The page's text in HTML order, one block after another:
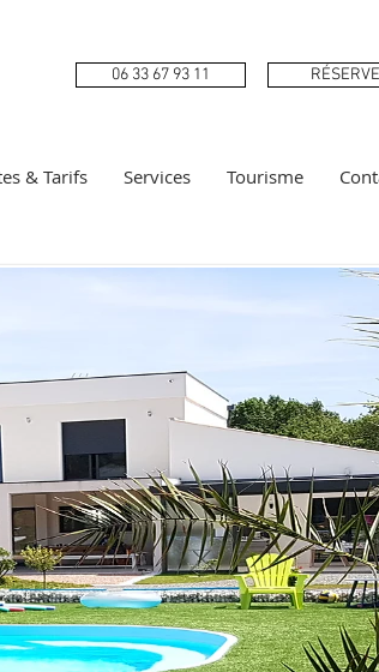
& Tarifs Services Tourisme
06 33 67 93 11